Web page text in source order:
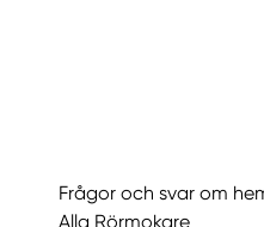
Frågor och svar om
Alla Rörmokare